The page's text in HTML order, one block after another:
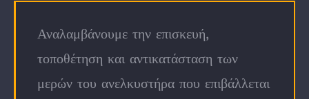
Αναλαμβάνουμε την επισκευή,
τοποθέτηση και αντικατάσταση των
μερών του ανελκυστήρα που επιβάλλεται